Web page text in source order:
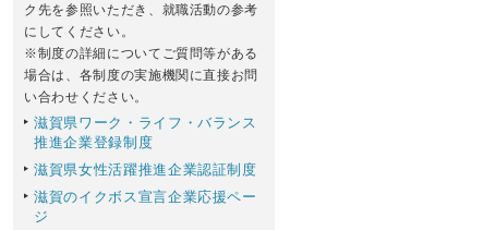
ク先を参照いただき、就職活動の参考
にしてください。
※制度の詳細についてご質問等がある
場合は、各制度の実施機関に直接お問
い合わせください。
滋賀県ワーク・ライフ・バランス
推進企業登録制度
滋賀県女性活躍推進企業認証制度
滋賀のイクボス宣言企業応援ペー
ジ